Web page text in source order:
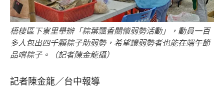
梧棲區下寮里舉辦「粽葉飄香關懷弱勢活動」，動員一百
多人包出四千顆粽子助弱勢，希望讓弱勢者也能在端午節
品嚐粽子。（記者陳金龍攝）
記者陳金龍／台中報導